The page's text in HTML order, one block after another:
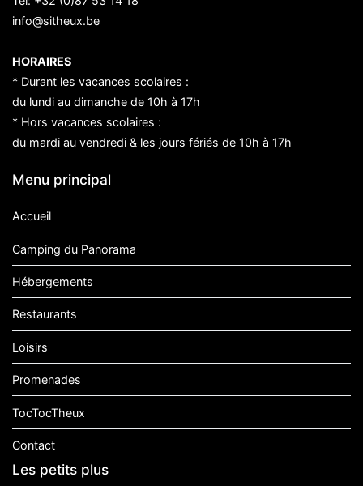
info@sitheux.be
HORAIRES
* Durant les vacances scolaires :
du lundi au dimanche de 10h à 17h
* Hors vacances scolaires :
du mardi au vendredi & les jours fériés de 10h à 17h
Menu principal
Accueil
Camping du Panorama
Hébergements
Restaurants
Loisirs
Promenades
TocTocTheux
Contact
Les petits plus